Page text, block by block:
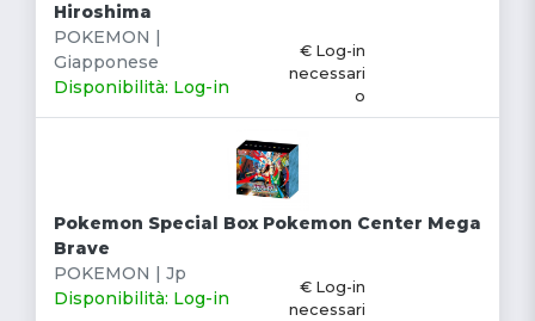
Hiroshima
POKEMON |
Giapponese
Disponibilità: Log-in
€ Log-in
necessari
o
Pokemon Special Box Pokemon Center Mega
Brave
POKEMON | Jp
Disponibilità: Log-in
€ Log-in
necessari